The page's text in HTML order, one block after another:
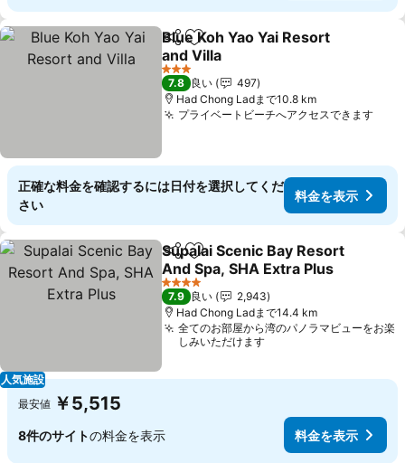
シェアお気に入りに追加
Blue Koh Yao Yai Resort
and Villa
料金を表示
3 ホテルのランク
7.8 良い
497
Had Chong Ladまで10.8 km
プライベートビーチへアクセスできます料金
正確な料金を確認するには日付を選択してくだ
さい
料金を表示
人気施設
シェアお気に入りに追加
Supalai Scenic Bay Resort
And Spa, SHA Extra Plus
料金を表示
4 ホテルのランク
7.9 良い
2,943
Had Chong Ladまで14.4 km
全てのお部屋から湾のパノラマビューをお楽
しみいただけます
最安値 ￥5,515
8件のサイトの料金を表示 料金を表示